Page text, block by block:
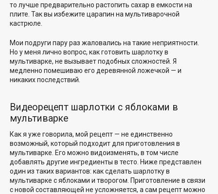
то лучше предварительно растопить сахар в емкости на
плите. Так вы избежите царапин на мультиварочной
кастрюле.
Мои подруги пару раз жаловались на такие неприятности.
Но у меня лично вопрос, как готовить шарлотку в
мультиварке, не вызывает подобных сложностей. Я
медленно помешиваю его деревянной ложечкой — и
никаких последствий.
Видеорецепт шарлотки с яблоками в
мультиварке
Как я уже говорила, мой рецепт — не единственно
возможный, который подходит для приготовления в
мультиварке. Его можно видоизменять, в том числе
добавлять другие ингредиенты в тесто. Ниже представлен
один из таких вариантов: как сделать шарлотку в
мультиварке с яблоками и творогом. Приготовление в связи
с новой составляющей не усложняется, а сам рецепт можно